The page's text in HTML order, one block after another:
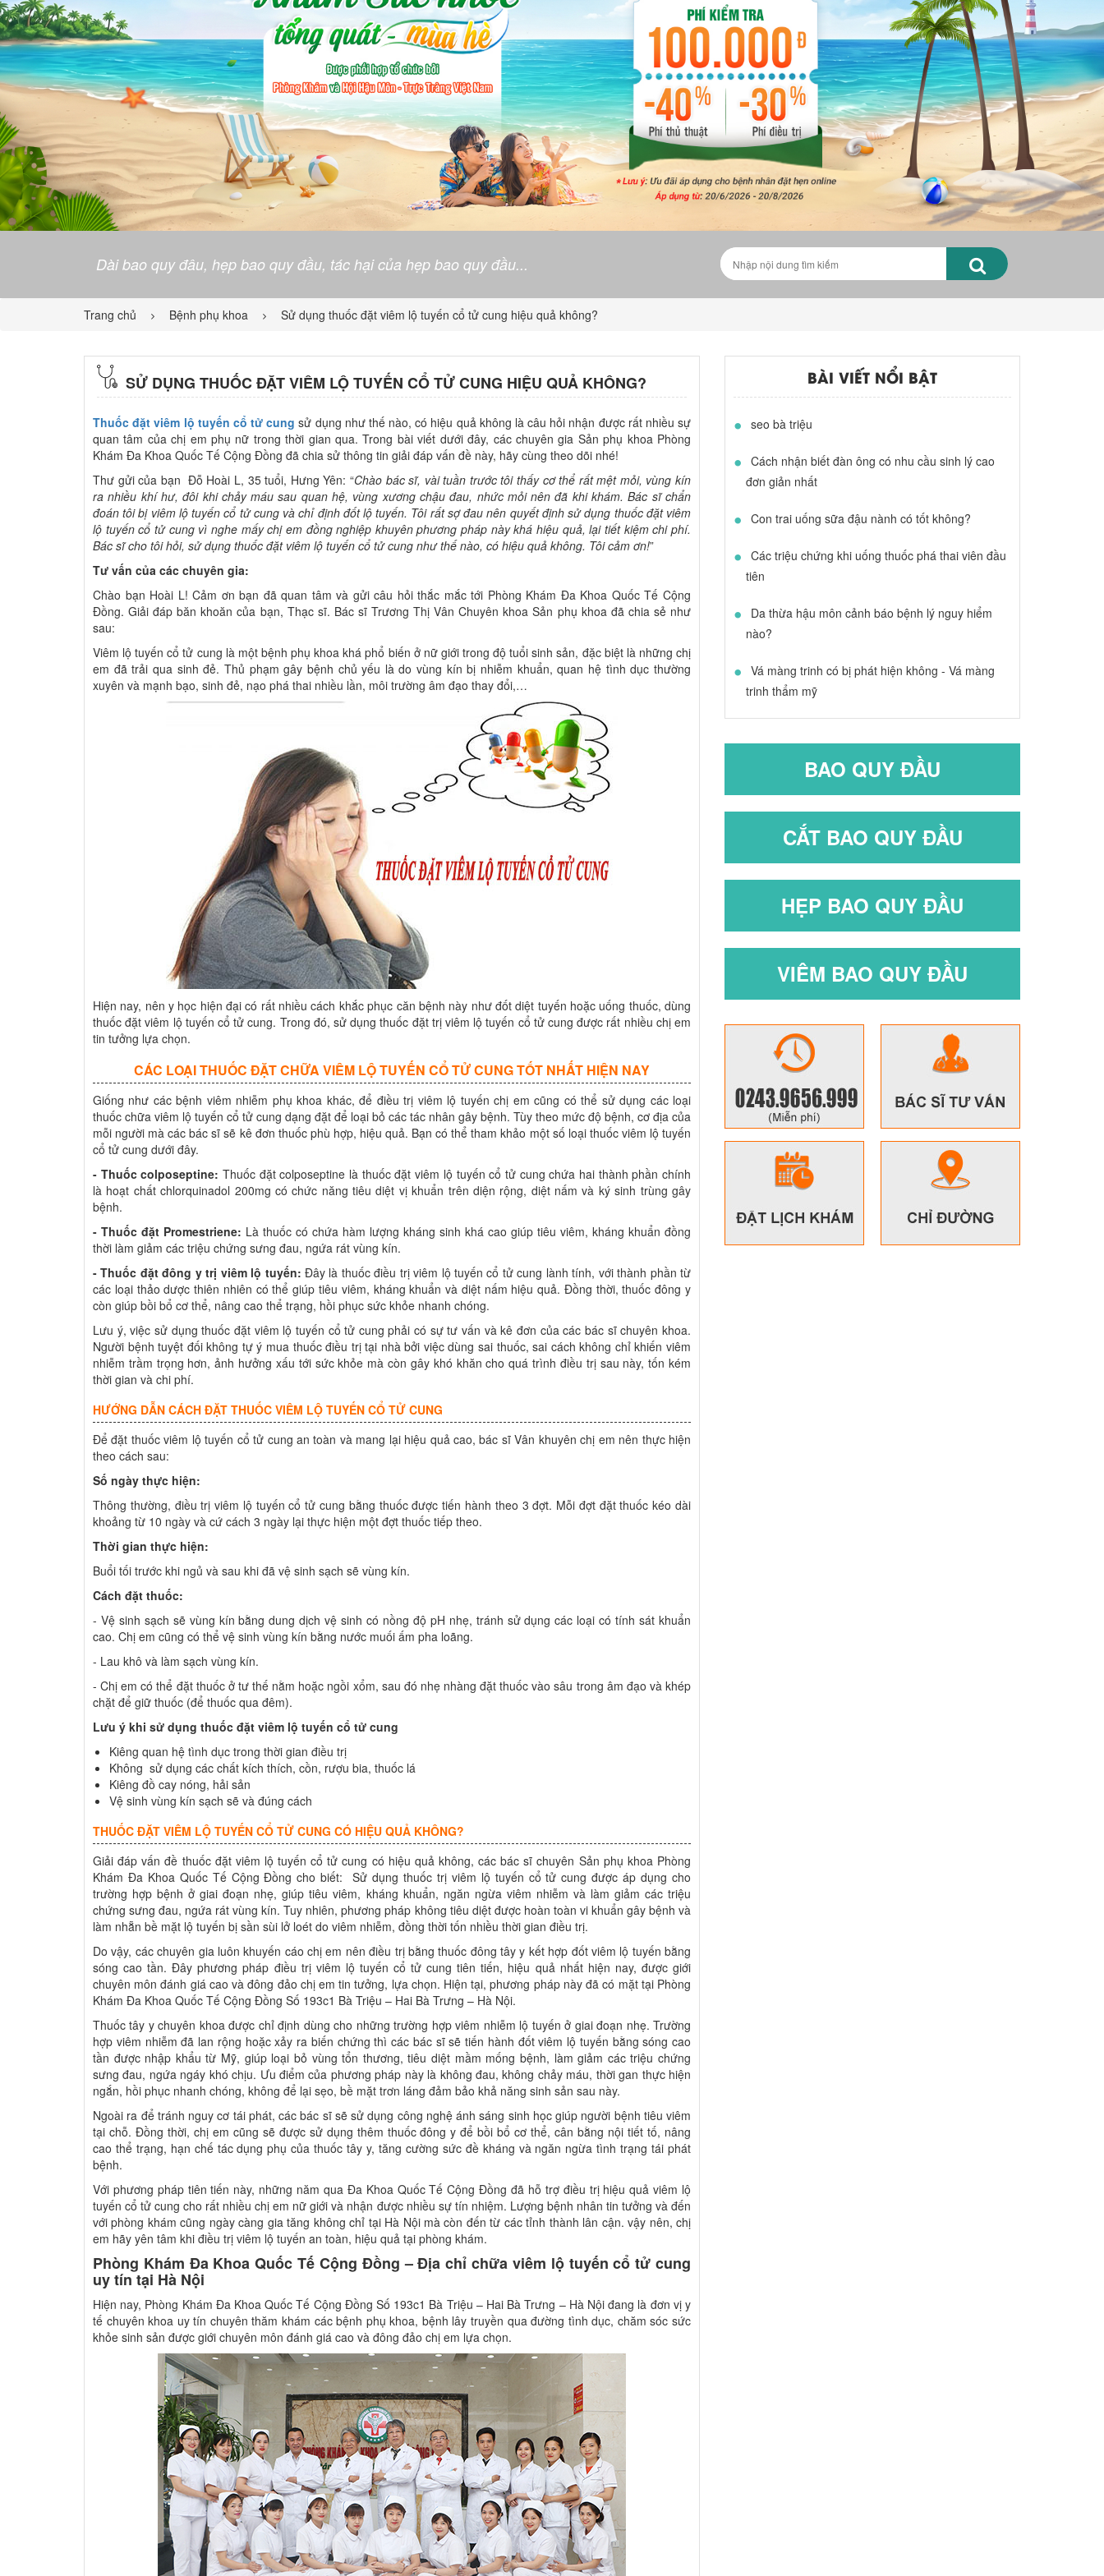
Dài bao quy đâu, hẹp bao quy đầu, tác hại của hẹp bao quy đầu...
Trang chủ Bệnh phụ khoa Sử dụng thuốc đặt viêm lộ tuyến cổ tử cung hiệu quả không?
SỬ DỤNG THUỐC ĐẶT VIÊM LỘ TUYẾN CỔ TỬ CUNG HIỆU QUẢ KHÔNG?
Thuốc đặt viêm lộ tuyến cổ tử cung sử dụng như thế nào, có hiệu quả không là câu hỏi nhận được rất nhiều sự
quan tâm của chị em phụ nữ trong thời gian qua. Trong bài viết dưới đây, các chuyên gia Sản phụ khoa Phòng
Khám Đa Khoa Quốc Tế Cộng Đồng đã chia sử thông tin giải đáp vấn đề này, hãy cùng theo dõi nhé!
Thư gửi của bạn Đỗ Hoài L, 35 tuổi, Hưng Yên: “Chào bác sĩ, vài tuần trước tôi thấy cơ thể rất mệt mỏi, vùng kín
ra nhiều khí hư, đôi khi chảy máu sau quan hệ, vùng xương chậu đau, nhức mỏi nên đã khi khám. Bác sĩ chẩn
đoán tôi bị viêm lộ tuyến cổ tử cung và chỉ định đốt lộ tuyến. Tôi rất sợ đau nên quyết định sử dụng thuốc đặt viêm
lộ tuyến cổ tử cung vì nghe mấy chị em đồng nghiệp khuyên phương pháp này khá hiệu quả, lại tiết kiệm chi phí.
Bác sĩ cho tôi hỏi, sử dụng thuốc đặt viêm lộ tuyến cổ tử cung như thế nào, có hiệu quả không. Tôi cảm ơn!”
Tư vấn của các chuyên gia:
Chào bạn Hoài L! Cảm ơn bạn đã quan tâm và gửi câu hỏi thắc mắc tới Phòng Khám Đa Khoa Quốc Tế Cộng
Đồng. Giải đáp băn khoăn của bạn, Thạc sĩ. Bác sĩ Trương Thị Vân Chuyên khoa Sản phụ khoa đã chia sẻ như
sau:
Viêm lộ tuyến cổ tử cung là một bệnh phụ khoa khá phổ biến ở nữ giới trong độ tuổi sinh sản, đặc biệt là những chị
em đã trải qua sinh đẻ. Thủ phạm gây bệnh chủ yếu là do vùng kín bị nhiễm khuẩn, quan hệ tình dục thường
xuyên và mạnh bạo, sinh đẻ, nạo phá thai nhiều lần, môi trường âm đạo thay đổi,…
Hiện nay, nên y học hiện đại có rất nhiều cách khắc phục căn bệnh này như đốt diệt tuyến hoặc uống thuốc, dùng
thuốc đặt viêm lộ tuyến cổ tử cung. Trong đó, sử dụng thuốc đặt trị viêm lộ tuyến cổ tử cung được rất nhiều chị em
tin tưởng lựa chọn.
CÁC LOẠI THUỐC ĐẶT CHỮA VIÊM LỘ TUYẾN CỔ TỬ CUNG TỐT NHẤT HIỆN NAY
Giống như các bệnh viêm nhiễm phụ khoa khác, để điều trị viêm lộ tuyến chị em cũng có thể sử dụng các loại
thuốc chữa viêm lộ tuyến cổ tử cung dạng đặt để loại bỏ các tác nhân gây bệnh. Tùy theo mức độ bệnh, cơ địa của
mỗi người mà các bác sĩ sẽ kê đơn thuốc phù hợp, hiệu quả. Bạn có thể tham khảo một số loại thuốc viêm lộ tuyến
cổ tử cung dưới đây.
- Thuốc colposeptine: Thuốc đặt colposeptine là thuốc đặt viêm lộ tuyến cổ tử cung chứa hai thành phần chính
là hoạt chất chlorquinadol 200mg có chức năng tiêu diệt vị khuẩn trên diện rộng, diệt nấm và ký sinh trùng gây
bệnh.
- Thuốc đặt Promestriene: Là thuốc có chứa hàm lượng kháng sinh khá cao giúp tiêu viêm, kháng khuẩn đồng
thời làm giảm các triệu chứng sưng đau, ngứa rát vùng kín.
- Thuốc đặt đông y trị viêm lộ tuyến: Đây là thuốc điều trị viêm lộ tuyến cổ tử cung lành tính, với thành phần từ
các loại thảo dược thiên nhiên có thể giúp tiêu viêm, kháng khuẩn và diệt nấm hiệu quả. Đồng thời, thuốc đông y
còn giúp bồi bổ cơ thể, nâng cao thể trạng, hồi phục sức khỏe nhanh chóng.
Lưu ý, việc sử dụng thuốc đặt viêm lộ tuyến cổ tử cung phải có sự tư vấn và kê đơn của các bác sĩ chuyên khoa.
Người bệnh tuyệt đối không tự ý mua thuốc điều trị tại nhà bởi việc dùng sai thuốc, sai cách không chỉ khiến viêm
nhiễm trầm trọng hơn, ảnh hưởng xấu tới sức khỏe mà còn gây khó khăn cho quá trình điều trị sau này, tốn kém
thời gian và chi phí.
HƯỚNG DẪN CÁCH ĐẶT THUỐC VIÊM LỘ TUYẾN CỔ TỬ CUNG
Để đặt thuốc viêm lộ tuyến cổ tử cung an toàn và mang lại hiệu quả cao, bác sĩ Vân khuyên chị em nên thực hiện
theo cách sau:
Số ngày thực hiện:
Thông thường, điều trị viêm lộ tuyến cổ tử cung bằng thuốc được tiến hành theo 3 đợt. Mỗi đợt đặt thuốc kéo dài
khoảng từ 10 ngày và cứ cách 3 ngày lại thực hiện một đợt thuốc tiếp theo.
Thời gian thực hiện:
Buổi tối trước khi ngủ và sau khi đã vệ sinh sạch sẽ vùng kín.
Cách đặt thuốc:
- Vệ sinh sạch sẽ vùng kín bằng dung dịch vệ sinh có nồng độ pH nhẹ, tránh sử dụng các loại có tính sát khuẩn
cao. Chị em cũng có thể vệ sinh vùng kín bằng nước muối ấm pha loãng.
- Lau khô và làm sạch vùng kín.
- Chị em có thể đặt thuốc ở tư thế nằm hoặc ngồi xổm, sau đó nhẹ nhàng đặt thuốc vào sâu trong âm đạo và khép
chặt để giữ thuốc (để thuốc qua đêm).
Lưu ý khi sử dụng thuốc đặt viêm lộ tuyến cổ tử cung
Kiêng quan hệ tình dục trong thời gian điều trị
Không sử dụng các chất kích thích, cồn, rượu bia, thuốc lá
Kiêng đồ cay nóng, hải sản
Vệ sinh vùng kín sạch sẽ và đúng cách
THUỐC ĐẶT VIÊM LỘ TUYẾN CỔ TỬ CUNG CÓ HIỆU QUẢ KHÔNG?
Giải đáp vấn đề thuốc đặt viêm lộ tuyến cổ tử cung có hiệu quả không, các bác sĩ chuyên Sản phụ khoa Phòng
Khám Đa Khoa Quốc Tế Cộng Đồng cho biết: Sử dụng thuốc trị viêm lộ tuyến cổ tử cung được áp dụng cho
trường hợp bệnh ở giai đoạn nhẹ, giúp tiêu viêm, kháng khuẩn, ngăn ngừa viêm nhiễm và làm giảm các triệu
chứng sưng đau, ngứa rát vùng kín. Tuy nhiên, phương pháp không tiêu diệt được hoàn toàn vi khuẩn gây bệnh và
làm nhẵn bề mặt lộ tuyến bị sần sùi lở loét do viêm nhiễm, đồng thời tốn nhiều thời gian điều trị.
Do vậy, các chuyên gia luôn khuyến cáo chị em nên điều trị bằng thuốc đông tây y kết hợp đốt viêm lộ tuyến bằng
sóng cao tần. Đây phương pháp điều trị viêm lộ tuyến cổ tử cung tiên tiến, hiệu quả nhất hiện nay, được giới
chuyên môn đánh giá cao và đông đảo chị em tin tưởng, lựa chọn. Hiện tại, phương pháp này đã có mặt tại Phòng
Khám Đa Khoa Quốc Tế Cộng Đồng Số 193c1 Bà Triệu – Hai Bà Trưng – Hà Nội.
Thuốc tây y chuyên khoa được chỉ định dùng cho những trường hợp viêm nhiễm lộ tuyến ở giai đoạn nhẹ. Trường
hợp viêm nhiễm đã lan rộng hoặc xảy ra biến chứng thì các bác sĩ sẽ tiến hành đốt viêm lộ tuyến bằng sóng cao
tần được nhập khẩu từ Mỹ, giúp loại bỏ vùng tổn thương, tiêu diệt mầm mống bệnh, làm giảm các triệu chứng
sưng đau, ngứa ngáy khó chịu. Ưu điểm của phương pháp này là không đau, không chảy máu, thời gan thực hiện
ngắn, hồi phục nhanh chóng, không để lại sẹo, bề mặt trơn láng đảm bảo khả năng sinh sản sau này.
Ngoài ra để tránh nguy cơ tái phát, các bác sĩ sẽ sử dụng công nghệ ánh sáng sinh học giúp người bệnh tiêu viêm
tại chỗ. Đồng thời, chị em cũng sẽ được sử dụng thêm thuốc đông y để bồi bổ cơ thể, cân bằng nội tiết tố, nâng
cao thể trạng, hạn chế tác dụng phụ của thuốc tây y, tăng cường sức đề kháng và ngăn ngừa tình trạng tái phát
bệnh.
Với phương pháp tiên tiến này, những năm qua Đa Khoa Quốc Tế Cộng Đồng đã hỗ trợ điều trị hiệu quả viêm lộ
tuyến cổ tử cung cho rất nhiều chị em nữ giới và nhận được nhiều sự tín nhiệm. Lượng bệnh nhân tin tưởng và đến
với phòng khám cũng ngày càng gia tăng không chỉ tại Hà Nội mà còn đến từ các tỉnh thành lân cận. vậy nên, chị
em hãy yên tâm khi điều trị viêm lộ tuyến an toàn, hiệu quả tại phòng khám.
Phòng Khám Đa Khoa Quốc Tế Cộng Đồng – Địa chỉ chữa viêm lộ tuyến cổ tử cung
uy tín tại Hà Nội
Hiện nay, Phòng Khám Đa Khoa Quốc Tế Cộng Đồng Số 193c1 Bà Triệu – Hai Bà Trưng – Hà Nội đang là đơn vị y
tế chuyên khoa uy tín chuyên thăm khám các bệnh phụ khoa, bệnh lây truyền qua đường tình dục, chăm sóc sức
khỏe sinh sản được giới chuyên môn đánh giá cao và đông đảo chị em lựa chọn.
BÀI VIẾT NỔI BẬT
seo bà triệu
Cách nhận biết đàn ông có nhu cầu sinh lý cao
đơn giản nhất
Con trai uống sữa đậu nành có tốt không?
Các triệu chứng khi uống thuốc phá thai viên đầu
tiên
Da thừa hậu môn cảnh báo bệnh lý nguy hiểm
nào?
Vá màng trinh có bị phát hiện không - Vá màng
trinh thẩm mỹ
BAO QUY ĐẦU
CẮT BAO QUY ĐẦU
HẸP BAO QUY ĐẦU
VIÊM BAO QUY ĐẦU